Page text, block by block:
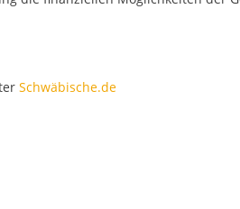
Schwäbische.de